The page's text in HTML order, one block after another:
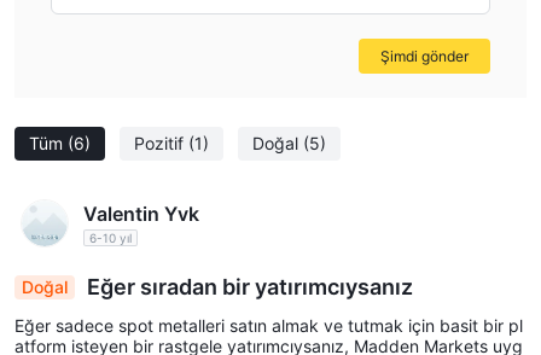
Tüm (6) Pozitif (1) Doğal (5)
Valentin Yvk
6-10 yıl
Doğal Eğer sıradan bir yatırımcıysanız
Eğer sadece spot metalleri satın almak ve tutmak için basit bir pl
atform isteyen bir rastgele yatırımcıysanız, Madden Markets uyg
Şimdi gönder